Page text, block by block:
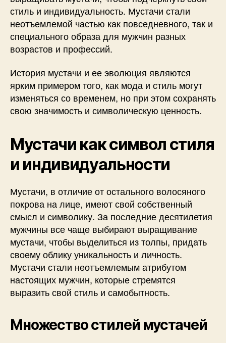
стиль и индивидуальность. Мустачи стали
неотъемлемой частью как повседневного, так и
специального образа для мужчин разных
возрастов и профессий.
История мустачи и ее эволюция являются
ярким примером того, как мода и стиль могут
изменяться со временем, но при этом сохранять
свою значимость и символическую ценность.
Мустачи как символ стиля
и индивидуальности
Мустачи, в отличие от остального волосяного
покрова на лице, имеют свой собственный
смысл и символику. За последние десятилетия
мужчины все чаще выбирают выращивание
мустачи, чтобы выделиться из толпы, придать
своему облику уникальность и личность.
Мустачи стали неотъемлемым атрибутом
настоящих мужчин, которые стремятся
выразить свой стиль и самобытность.
Множество стилей мустачей